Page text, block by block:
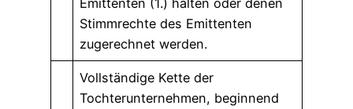
Stimmrechte des Emittenten
zugerechnet werden.
Vollständige Kette der
Tochterunternehmen, beginnend